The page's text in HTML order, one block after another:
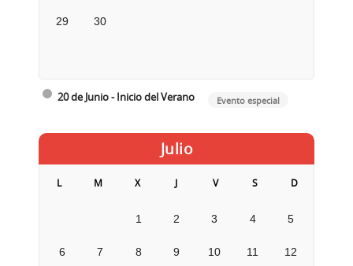
29 30
20 de Junio - Inicio del Verano Evento especial
Julio
L M X J V S D
1 2 3 4 5
6 7 8 9 10 11 12